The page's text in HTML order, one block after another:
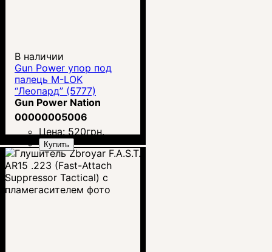
В наличии
Gun Power упор под
палець M-LOK
“Леопард” (5777)
Gun Power Nation
00000005006
Цена: 520грн.
Купить